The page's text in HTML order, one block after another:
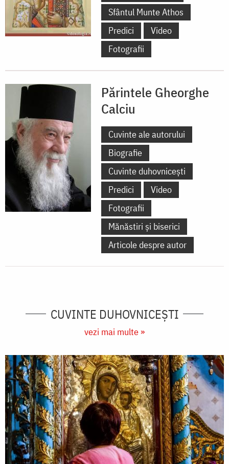
Sfântul Munte Athos
Predici
Video
Fotografii
Părintele Gheorghe
Calciu
Cuvinte ale autorului
Biografie
Cuvinte duhovnicești
Predici
Video
Fotografii
Mănăstiri și biserici
Articole despre autor
CUVINTE DUHOVNICEȘTI
vezi mai multe »